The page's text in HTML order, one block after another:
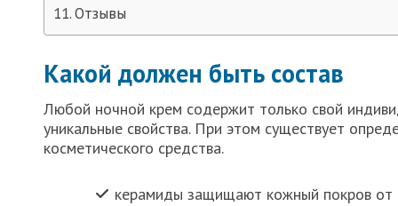
Отзывы
Какой должен быть состав
Любой ночной крем содержит только свой
уникальные свойства. При этом существует
косметического средства.
керамиды защищают кожный покров от